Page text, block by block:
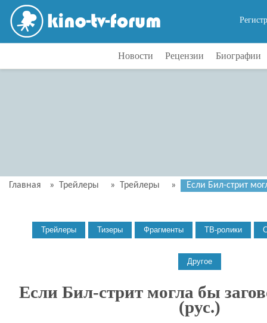
Новости Рецензии Биографии
Главная » Трейлеры » Трейлеры » Если Бил-стрит
Если Бил-стрит могла бы
(рус.)